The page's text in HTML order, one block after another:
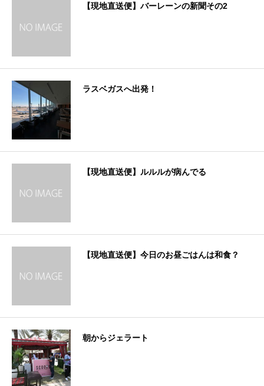
【現地直送便】バーレーンの新聞その2
ラスベガスへ出発！
【現地直送便】ルルルが病んでる
【現地直送便】今日のお昼ごはんは和食？
朝からジェラート